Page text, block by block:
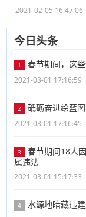
2021-02-05 16:47:06
今日头条
1 春节期间，这
2021-03-01 17:16:59
2 砥砺奋进绘蓝
2021-03-01 17:16:45
3
春节期间18人
属违法
2021-03-01 15:17:33
4 水源地暗藏违